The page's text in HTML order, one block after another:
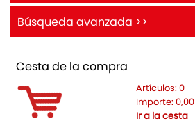
Búsqueda avanzada >>
Cesta de la compra
Artículos: 0
Importe: 0,00
Ir a la cesta